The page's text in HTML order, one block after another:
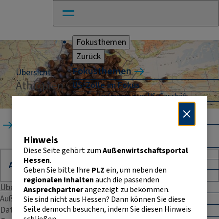
Fokusthemen
Zurück
Fokusthemen
US-Zölle im Fokus
Umfragen zum US-Geschäft
Naher Osten: Auswirkungen für
Absicherung und Finanzierung im
Außenhandel Hessen
CBAM
Entwicklungszusammenarbeit
E-Commerce
E-Rechnung in der EU
Übersicht
Äthiopien
Übersicht
Außenhandelsstatistik
Daten & Fakten
Hinweis
Diese Seite gehört zumAußenwirtschaftsportal
Hessen.
Geben Sie bitte Ihre PLZein, um neben den
regionalen Inhaltenauch die passenden
Ansprechpartnerangezeigt zu bekommen.
Sie sind nicht aus Hessen? Dann können Sie diese
Seite dennoch besuchen, indem Sie diesen Hinweis